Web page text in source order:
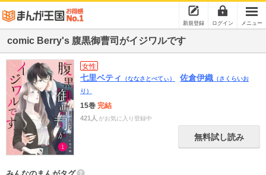
新規登録 ログイン メニュー
comic Berry's 腹黒御曹司がイジワルです
女性
七里ベティ （ななさとべてぃ） 佐倉伊織 （さくらいお
り）
15巻 完結
421人 がお気に入り登録中
無料試し読み